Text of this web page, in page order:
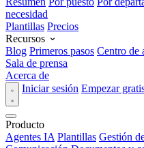
necesidad
Plantillas Precios
Recursos
Blog Primeros pasos Centro de
Sala de prensa
Acerca de
Iniciar sesión Empezar
Producto
Agentes IA Plantillas Gestión